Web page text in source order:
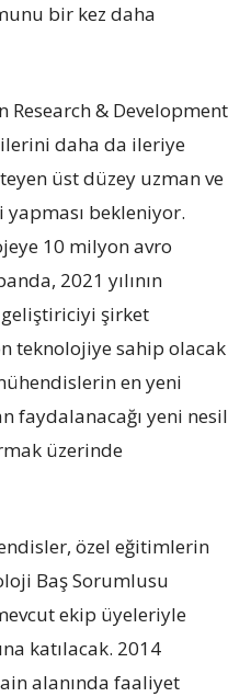
bir kez daha
Research & Development
daha da ileriye
üst düzey uzman ve
bekleniyor.
10 milyon avro
2021 yılının
geliştiriciyi şirket
teknolojiye sahip olacak
en yeni
faydalanacağı yeni nesil
üzerinde
özel eğitimlerin
Baş Sorumlusu
ekip üyeleriyle
katılacak. 2014
alanında faaliyet